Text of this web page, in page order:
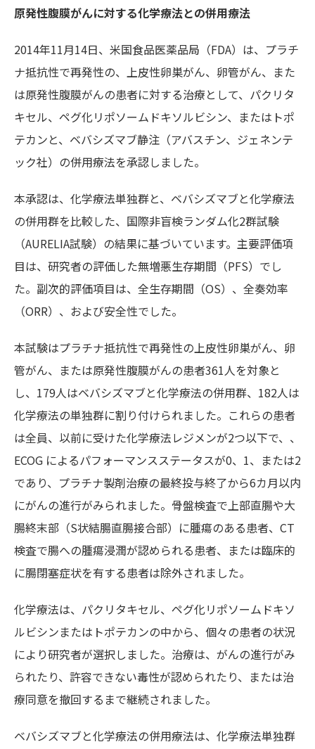
原発性腹膜がんに対する化学療法との併用療法
2014年11月14日、米国食品医薬品局（FDA）は、プラチ
ナ抵抗性で再発性の、上皮性卵巣がん、卵管がん、また
は原発性腹膜がんの患者に対する治療として、パクリタ
キセル、ペグ化リポソームドキソルビシン、またはトポ
テカンと、ベバシズマブ静注（アバスチン、ジェネンテ
ック社）の併用療法を承認しました。
本承認は、化学療法単独群と、ベバシズマブと化学療法
の併用群を比較した、国際非盲検ランダム化2群試験
（AURELIA試験）の結果に基づいています。主要評価項
目は、研究者の評価した無増悪生存期間（PFS）でし
た。副次的評価項目は、全生存期間（OS）、全奏効率
（ORR）、および安全性でした。
本試験はプラチナ抵抗性で再発性の上皮性卵巣がん、卵
管がん、または原発性腹膜がんの患者361人を対象と
し、179人はベバシズマブと化学療法の併用群、182人は
化学療法の単独群に割り付けられました。これらの患者
は全員、以前に受けた化学療法レジメンが2つ以下で、、
ECOG によるパフォーマンスステータスが0、1、または2
であり、プラチナ製剤治療の最終投与終了から6カ月以内
にがんの進行がみられました。骨盤検査で上部直腸や大
腸終末部（S状結腸直腸接合部）に腫瘍のある患者、CT
検査で腸への腫瘍浸潤が認められる患者、または臨床的
に腸閉塞症状を有する患者は除外されました。
化学療法は、パクリタキセル、ペグ化リポソームドキソ
ルビシンまたはトポテカンの中から、個々の患者の状況
により研究者が選択しました。治療は、がんの進行がみ
られたり、許容できない毒性が認められたり、または治
療同意を撤回するまで継続されました。
ベバシズマブと化学療法の併用療法は、化学療法単独群